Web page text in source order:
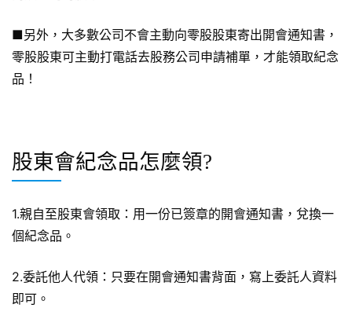
■另外，大多數公司不會主動向零股股東寄出開會通知書，
零股股東可主動打電話去股務公司申請補單，才能領取紀念
品！
股東會紀念品怎麼領?
1.親自至股東會領取：用一份已簽章的開會通知書，兌換一
個紀念品。
2.委託他人代領：只要在開會通知書背面，寫上委託人資料
即可。